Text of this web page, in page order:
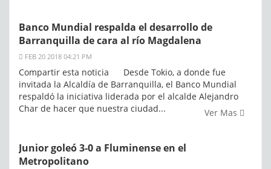
Banco Mundial respalda el desarrollo de
Barranquilla de cara al río Magdalena
FEB 20 2018 04:21 PM
Compartir esta noticia Desde Tokio, a donde fue
invitada la Alcaldía de Barranquilla, el Banco Mundial
respaldó la iniciativa liderada por el alcalde Alejandro
Char de hacer que nuestra ciudad...
Ver Mas
Junior goleó 3-0 a Fluminense en el
Metropolitano